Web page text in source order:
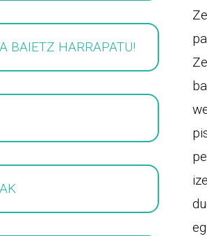
BAIETZ HARRAPATU!